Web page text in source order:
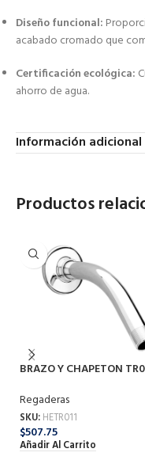
Diseño funcional:
acabado cromado que
Certificación ecológica:
ahorro de agua.
Información adicional
Productos
BRAZO Y CHAPETON
Regaderas
SKU: HETR011
$507.75
Añadir Al Carrito